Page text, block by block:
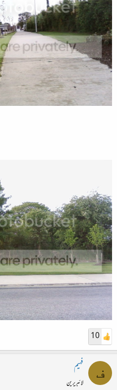
10
ف فہیم
لائبریرین